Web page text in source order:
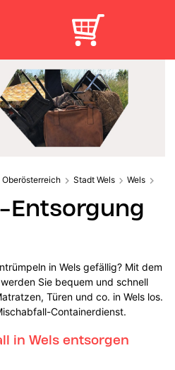
Oberösterreich Stadt Wels
Wels
Entsorgung
in Wels gefällig? Mit dem
Sie bequem und schnell
Türen und co. in Wels los.
Containerdienst.
in Wels entsorgen